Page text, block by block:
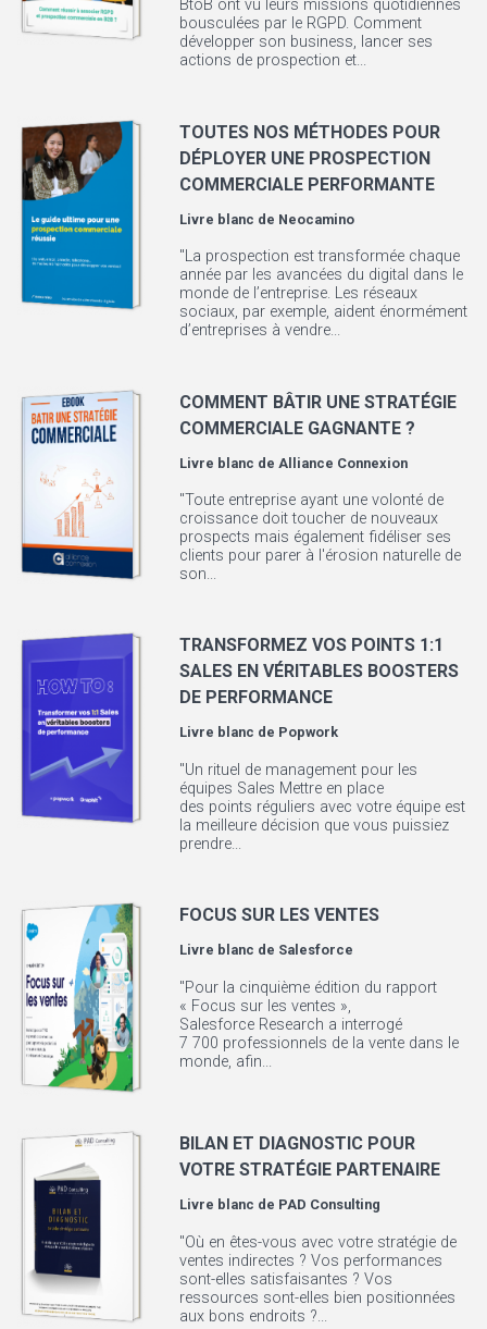
BtoB ont vu leurs missions quotidiennes
bousculées par le RGPD. Comment
développer son business, lancer ses
actions de prospection et...
TOUTES NOS MÉTHODES POUR
DÉPLOYER UNE PROSPECTION
COMMERCIALE PERFORMANTE
Livre blanc de Neocamino
"La prospection est transformée chaque
année par les avancées du digital dans le
monde de l’entreprise. Les réseaux
sociaux, par exemple, aident énormément
d’entreprises à vendre...
COMMENT BÂTIR UNE STRATÉGIE
COMMERCIALE GAGNANTE ?
Livre blanc de Alliance Connexion
"Toute entreprise ayant une volonté de
croissance doit toucher de nouveaux
prospects mais également fidéliser ses
clients pour parer à l'érosion naturelle de
son...
TRANSFORMEZ VOS POINTS 1:1
SALES EN VÉRITABLES BOOSTERS
DE PERFORMANCE
Livre blanc de Popwork
"Un rituel de management pour les
équipes Sales Mettre en place
des points réguliers avec votre équipe est
la meilleure décision que vous puissiez
prendre...
FOCUS SUR LES VENTES
Livre blanc de Salesforce
"Pour la cinquième édition du rapport
« Focus sur les ventes »,
Salesforce Research a interrogé
7 700 professionnels de la vente dans le
monde, afin...
BILAN ET DIAGNOSTIC POUR
VOTRE STRATÉGIE PARTENAIRE
Livre blanc de PAD Consulting
"Où en êtes-vous avec votre stratégie de
ventes indirectes ? Vos performances
sont-elles satisfaisantes ? Vos
ressources sont-elles bien positionnées
aux bons endroits ?...